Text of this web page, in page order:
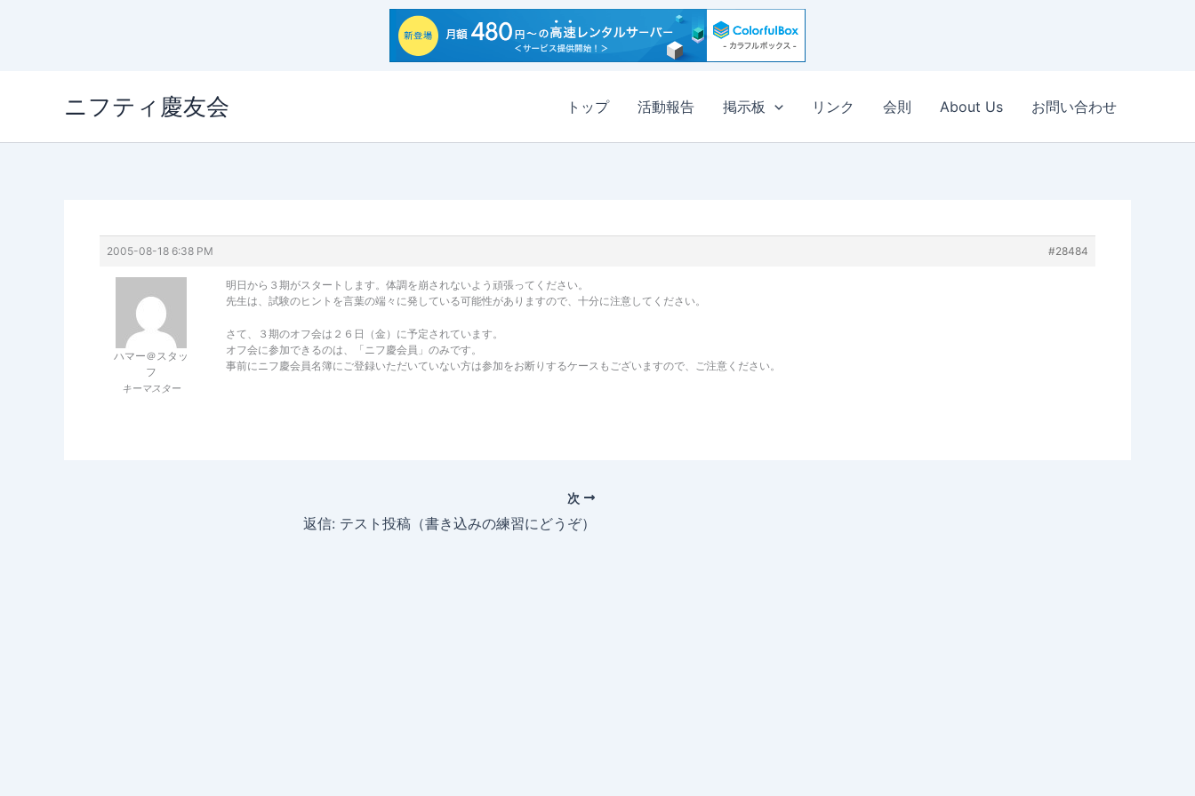
ニフティ慶友会 トップ 活動報告 掲示板 リンク 会則 About Us お問い合わせ
2005-08-18 6:38 PM #28484
ハマー＠スタッ
フ
キーマスター
明日から３期がスタートします。体調を崩されないよう頑張ってください。
先生は、試験のヒントを言葉の端々に発している可能性がありますので、十分に注意してください。
さて、３期のオフ会は２６日（金）に予定されています。
オフ会に参加できるのは、「ニフ慶会員」のみです。
事前にニフ慶会員名簿にご登録いただいていない方は参加をお断りするケースもございますので、ご注意ください。
次
返信: テスト投稿（書き込みの練習にどうぞ）